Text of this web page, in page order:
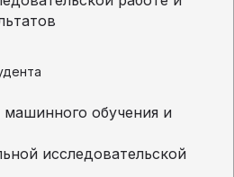
обучения и
исследовательской